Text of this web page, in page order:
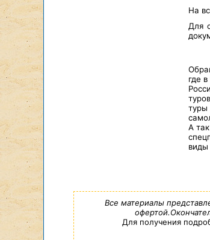
На
Для
где
туры
А
виды
Все материалы
Для получения